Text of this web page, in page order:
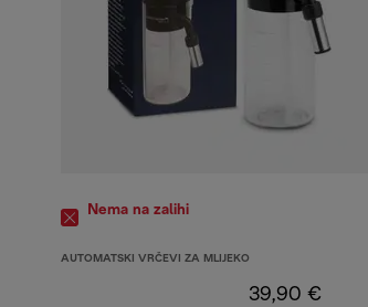
Nema na zalihi
AUTOMATSKI VRČEVI ZA MLIJEKO
39,90 €